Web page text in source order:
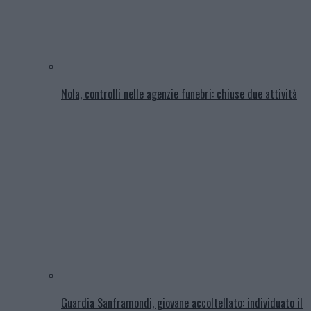
Nola, controlli nelle agenzie funebri: chiuse due attività
Guardia Sanframondi, giovane accoltellato: individuato il